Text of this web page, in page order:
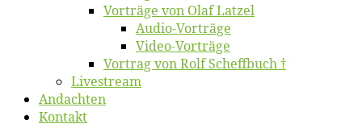
Vor­trä­ge von Olaf Latzel
Au­dio-Vor­trä­ge
Vi­deo-Vor­trä­ge
Vor­trag von Rolf Scheffbuch †
Live­stream
An­dach­ten
Kon­takt